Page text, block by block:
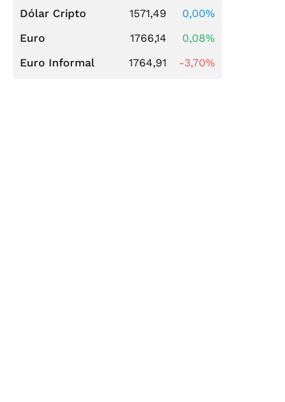
Dólar Cripto 1571,49
0,00%
Euro
1766,14
0,08%
Euro Informal
1764,91 -3,70%